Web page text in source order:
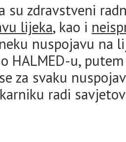
su zdravstveni
lijeka, kao i
nuspojavu na
HALMED-u,
za svaku
radi